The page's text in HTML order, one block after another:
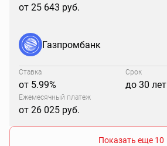
от 25 643 руб.
Газпромбанк
Ставка
от 5.99%
Срок
до 30 лет
Ежемесячный платеж
от 26 025 руб.
Показать еще 10